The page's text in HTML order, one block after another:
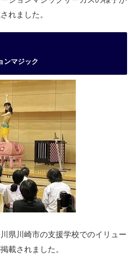
れました。
ンマジック
県川崎市の支援学校でのイリュー
載されました。